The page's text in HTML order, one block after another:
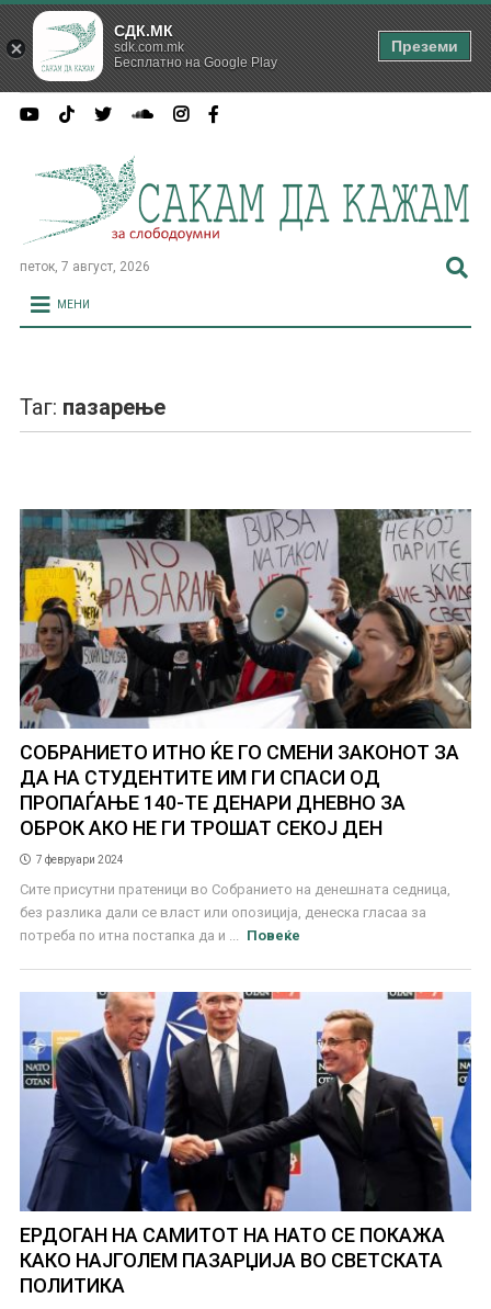
петок, 7 август, 2026
МЕНИ
Таг: пазарење
СОБРАНИЕТО ИТНО ЌЕ ГО СМЕНИ ЗАКОНОТ ЗА
ДА НА СТУДЕНТИТЕ ИМ ГИ СПАСИ ОД
ПРОПАЃАЊЕ 140-ТЕ ДЕНАРИ ДНЕВНО ЗА
ОБРОК АКО НЕ ГИ ТРОШАТ СЕКОЈ ДЕН
7 февруари 2024
Сите присутни пратеници во Собранието на денешната седница,
без разлика дали се власт или опозиција, денеска гласаа за
потреба по итна постапка да и ...
Повеќе
ЕРДОГАН НА САМИТОТ НА НАТО СЕ ПОКАЖА
КАКО НАЈГОЛЕМ ПАЗАРЏИЈА ВО СВЕТСКАТА
ПОЛИТИКА
СДК.МК
sdk.com.mk
Бесплатно на Google Play
Преземи